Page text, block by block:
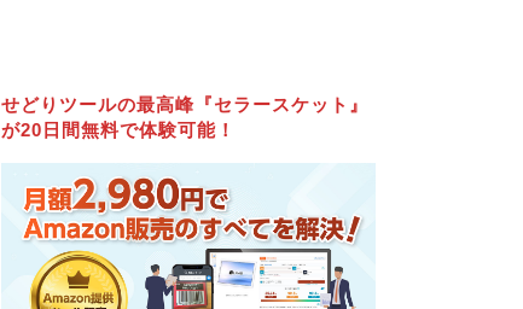
せどりツールの最高峰『セラースケット』
が20日間無料で体験可能！